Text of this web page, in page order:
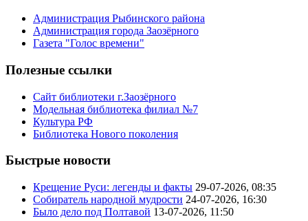
Администрация Рыбинского района
Администрация города Заозёрного
Газета "Голос времени"
Полезные ссылки
Сайт библиотеки г.Заозёрного
Модельная библиотека филиал №7
Культура РФ
Библиотека Нового поколения
Быстрые новости
Крещение Руси: легенды и факты 29-07-2026, 08:35
Собиратель народной мудрости 24-07-2026, 16:30
Было дело под Полтавой 13-07-2026, 11:50